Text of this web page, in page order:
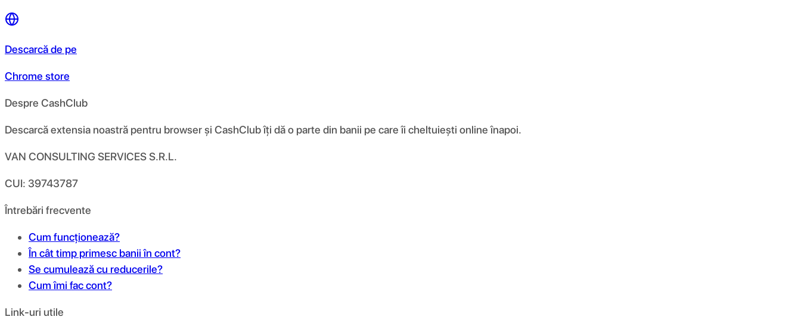
Descarcă de pe
Chrome store
Despre CashClub
Descarcă extensia noastră pentru browser și CashClub îți dă o parte din banii pe care îi cheltuiești online înapoi.
VAN CONSULTING SERVICES S.R.L.
CUI: 39743787
Întrebări frecvente
Cum funcționează?
În cât timp primesc banii în cont?
Se cumulează cu reducerile?
Cum îmi fac cont?
Link-uri utile